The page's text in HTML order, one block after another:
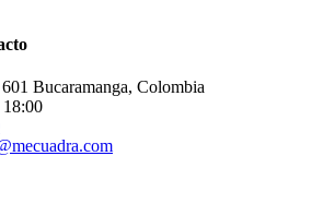
Bucaramanga, Colombia